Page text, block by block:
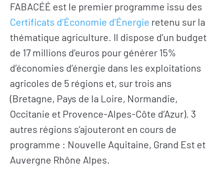
FABACÉÉ est le premier programme issu des
Certificats d’Économie d’Énergie retenu sur la
thématique agriculture. Il dispose d’un budget
de 17 millions d’euros pour générer 15%
d’économies d’énergie dans les exploitations
agricoles de 5 régions et, sur trois ans
(Bretagne, Pays de la Loire, Normandie,
Occitanie et Provence-Alpes-Côte d’Azur). 3
autres régions s’ajouteront en cours de
programme : Nouvelle Aquitaine, Grand Est et
Auvergne Rhône Alpes.